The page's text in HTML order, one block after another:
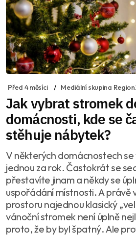
Před 4 měsíci Mediální skupina
Jak vybrat stromek
domácnosti, kde se
stěhuje nábytek?
V některých domácnostech se
jednou za rok. Častokrát se
přestavíte jinam a někdy se
uspořádání místnosti. A právě
prostoru najednou klasický
vánoční stromek není úplně
proto, že by byl špatný. Ale